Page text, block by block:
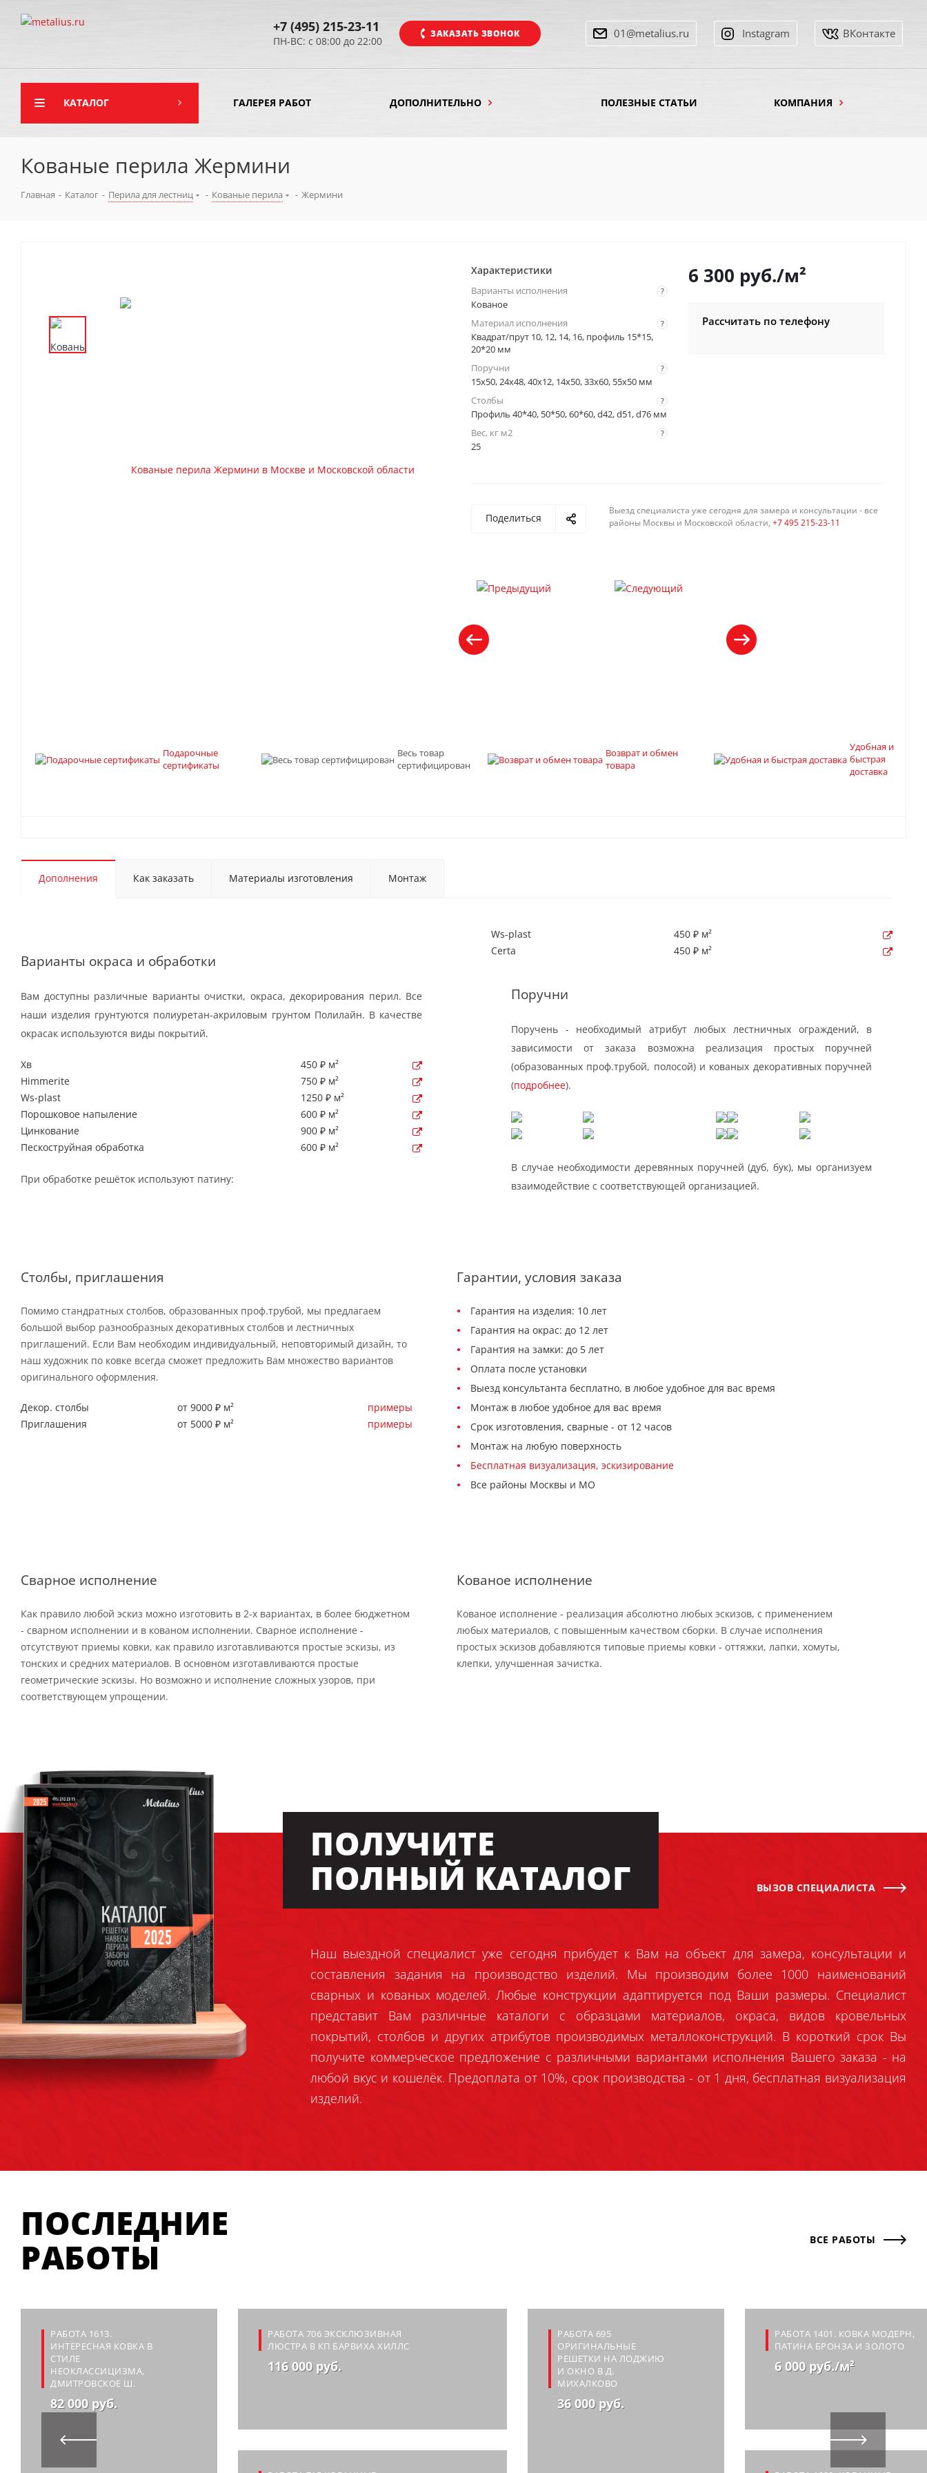
ЗАКАЗАТЬ ЗВОНОК 01@metalius.ru Instagram ВКонтакте
+7 (495) 215-23-11
ПН-ВС: с 08:00 до 22:00
КАТАЛОГ ГАЛЕРЕЯ РАБОТ ДОПОЛНИТЕЛЬНО ПОЛЕЗНЫЕ СТАТЬИ КОМПАНИЯ
Кованые перила Жермини
Главная - Каталог - Перила для лестниц - Кованые перила - Жермини
Характеристики
?
Варианты исполнения
Кованое
?
Материал исполнения
Квадрат/прут 10, 12, 14, 16, профиль 15*15,
20*20 мм
?
Поручни
15x50, 24x48, 40x12, 14x50, 33x60, 55x50 мм
?
Столбы
Профиль 40*40, 50*50, 60*60, d42, d51, d76 мм
?
Вес, кг м2
25
6 300 руб./м²
Рассчитать по телефону
Поделиться
Выезд специалиста уже сегодня для замера и консультации - все
районы Москвы и Московской области, +7 495 215-23-11
Подарочные
сертификаты
Весь товар
сертифицирован
Возврат и обмен
товара
Удобная и
быстрая
доставка
Дополнения Как заказать Материалы изготовления Монтаж
Варианты окраса и обработки
Вам доступны различные варианты очистки, окраса, декорирования перил. Все
наши изделия грунтуются полиуретан-акриловым грунтом Полилайн. В качестве
окрасак используются виды покрытий.
Хв
450 ₽ м²
Himmerite
750 ₽ м²
Ws-plast
1250 ₽ м²
Порошковое напыление
600 ₽ м²
Цинкование
900 ₽ м²
Пескоструйная обработка
600 ₽ м²
При обработке решёток используют патину:
Ws-plast
450 ₽ м²
Certa
450 ₽ м²
Поручни
Поручень - необходимый атрибут любых лестничных ограждений, в
зависимости от заказа возможна реализация простых поручней
(образованных проф.трубой, полосой) и кованых декоративных поручней
(подробнее).
В случае необходимости деревянных поручней (дуб, бук), мы организуем
взаимодействие с соответствующей организацией.
Столбы, приглашения
Помимо стандратных столбов, образованных проф.трубой, мы предлагаем
большой выбор разнообразных декоративных столбов и лестничных
приглашений. Если Вам необходим индивидуальный, неповторимый дизайн, то
наш художник по ковке всегда сможет предложить Вам множество вариантов
оригинального оформления.
Декор. столбы от 9000 ₽ м²
примеры
Приглашения
от 5000 ₽ м² примеры
Гарантии, условия заказа
Гарантия на изделия: 10 лет
Гарантия на окрас: до 12 лет
Гарантия на замки: до 5 лет
Оплата после установки
Выезд консультанта бесплатно, в любое удобное для вас время
Монтаж в любое удобное для вас время
Срок изготовления, сварные - от 12 часов
Монтаж на любую поверхность
Бесплатная визуализация, эскизирование
Все районы Москвы и МО
Сварное исполнение
Как правило любой эскиз можно изготовить в 2-х вариантах, в более бюджетном
- сварном исполнении и в кованом исполнении. Сварное исполнение -
отсутствуют приемы ковки, как правило изготавливаются простые эскизы, из
тонских и средних материалов. В основном изготавливаются простые
геометрические эскизы. Но возможно и исполнение сложных узоров, при
соответствующем упрощении.
Кованое исполнение
Кованое исполнение - реализация абсолютно любых эскизов, с применением
любых материалов, с повышенным качеством сборки. В случае исполнения
простых эскизов добавляются типовые приемы ковки - оттяжки, лапки, хомуты,
клепки, улучшенная зачистка.
ПОЛУЧИТЕ
ПОЛНЫЙ КАТАЛОГ
ВЫЗОВ СПЕЦИАЛИСТА
Наш выездной специалист уже сегодня прибудет к Вам на объект для замера, консультации и
составления задания на производство изделий. Мы производим более 1000 наименований
сварных и кованых моделей. Любые конструкции адаптируется под Ваши размеры. Специалист
представит Вам различные каталоги с образцами материалов, окраса, видов кровельных
покрытий, столбов и других атрибутов производимых металлоконструкций. В короткий срок Вы
получите коммерческое предложение с различными вариантами исполнения Вашего заказа - на
любой вкус и кошелёк. Предоплата от 10%, срок производства - от 1 дня, бесплатная визуализация
изделий.
ПОСЛЕДНИЕ
РАБОТЫ
ВСЕ РАБОТЫ
РАБОТА 1613.
ИНТЕРЕСНАЯ КОВКА В
СТИЛЕ
НЕОКЛАССИЦИЗМА,
ДМИТРОВСКОЕ Ш.
82 000 руб.
РАБОТА 706 ЭКСКЛЮЗИВНАЯ
ЛЮСТРА В КП БАРВИХА ХИЛЛС
116 000 руб.
РАБОТА 695
ОРИГИНАЛЬНЫЕ
РЕШЕТКИ НА ЛОДЖИЮ
И ОКНО В Д.
МИХАЛКОВО
36 000 руб.
РАБОТА 1401. КОВКА МОДЕРН,
ПАТИНА БРОНЗА И ЗОЛОТО
6 000 руб./м²